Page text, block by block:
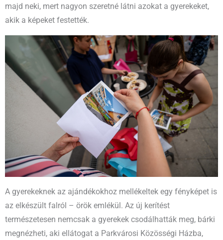
majd neki, mert nagyon szeretné látni azokat a gyerekeket,
akik a képeket festették.
A gyerekeknek az ajándékokhoz mellékeltek egy fényképet is
az elkészült falról – örök emlékül. Az új kerítést
természetesen nemcsak a gyerekek csodálhatták meg, bárki
megnézheti, aki ellátogat a Parkvárosi Közösségi Házba,